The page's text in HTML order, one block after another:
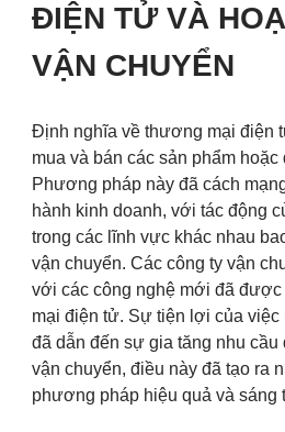
ĐIỆN TỬ VÀ
VẬN CHUYỂN
Định nghĩa về thương mại điện
mua và bán các sản phẩm hoặc
Phương pháp này đã cách
hành kinh doanh, với tác động
trong các lĩnh vực khác nhau
vận chuyển. Các công ty vận
với các công nghệ mới đã
mại điện tử. Sự tiện lợi của việc
đã dẫn đến sự gia tăng nhu
vận chuyển, điều này đã tạo ra
phương pháp hiệu quả và sáng